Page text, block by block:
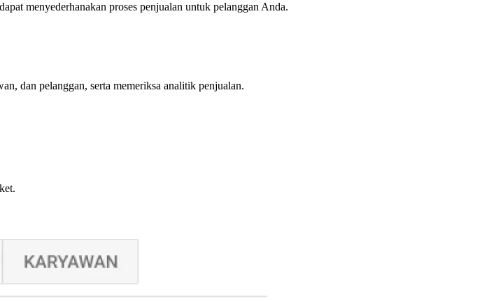
menyederhanakan proses penjualan untuk pelanggan Anda.
dan pelanggan, serta memeriksa analitik penjualan.